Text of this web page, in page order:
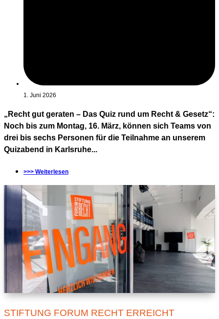
1. Juni 2026
„Recht gut geraten – Das Quiz rund um Recht & Gesetz“:
Noch bis zum Montag, 16. März, können sich Teams von
drei bis sechs Personen für die Teilnahme an unserem
Quizabend in Karlsruhe...
>>> Weiterlesen
STIFTUNG FORUM RECHT ERREICHT